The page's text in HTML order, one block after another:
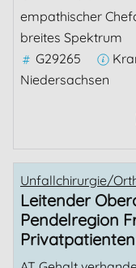
empathischer
breites Spektrum
G29265
Niedersachsen
Unfallchirurgie/
Leitender
Pendelregion